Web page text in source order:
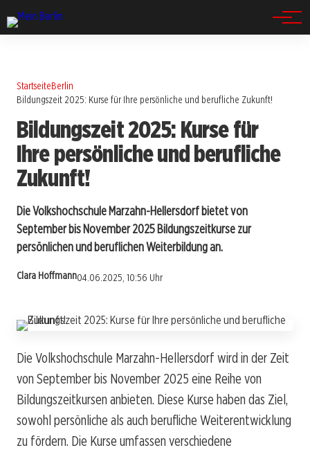
StartseiteBerlin
Bildungszeit 2025: Kurse für Ihre persönliche und berufliche Zukunft!
Bildungszeit 2025: Kurse für
Ihre persönliche und berufliche
Zukunft!
Die Volkshochschule Marzahn-Hellersdorf bietet von
September bis November 2025 Bildungszeitkurse zur
persönlichen und beruflichen Weiterbildung an.
Clara Hoffmann04.06.2025, 10:56 Uhr
Die Volkshochschule Marzahn-Hellersdorf wird in der Zeit
von September bis November 2025 eine Reihe von
Bildungszeitkursen anbieten. Diese Kurse haben das Ziel,
sowohl persönliche als auch berufliche Weiterentwicklung
zu fördern. Die Kurse umfassen verschiedene